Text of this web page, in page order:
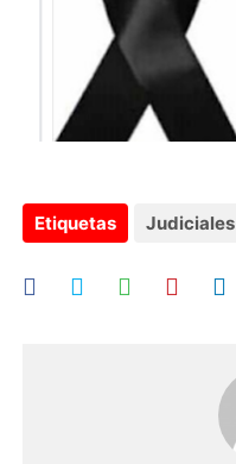
Etiquetas Judiciales